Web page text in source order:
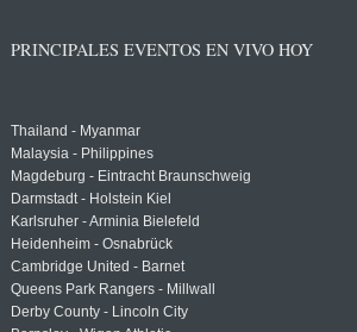
PRINCIPALES EVENTOS EN VIVO HOY
Thailand - Myanmar
Malaysia - Philippines
Magdeburg - Eintracht Braunschweig
Darmstadt - Holstein Kiel
Karlsruher - Arminia Bielefeld
Heidenheim - Osnabrück
Cambridge United - Barnet
Queens Park Rangers - Millwall
Derby County - Lincoln City